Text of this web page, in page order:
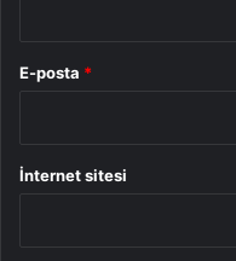
E-posta *
İnternet sitesi